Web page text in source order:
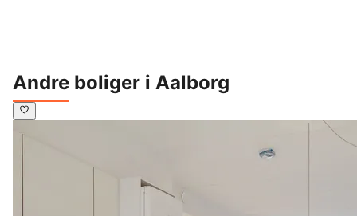
Andre boliger i Aalborg